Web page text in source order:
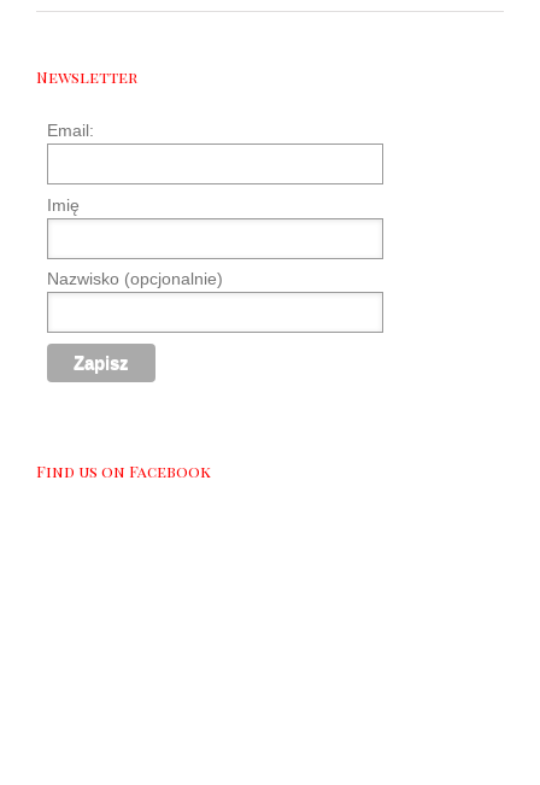
Newsletter
Email:
Imię
Nazwisko (opcjonalnie)
Find us on Facebook